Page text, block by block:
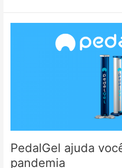
Silicon
Valley
PedalGel ajuda
pandemia